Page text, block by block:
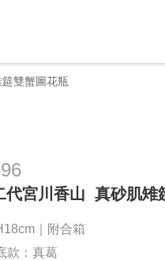
雙蟹圖花瓶
代宮川香山 真砂肌雉
｜附合箱
款：真葛